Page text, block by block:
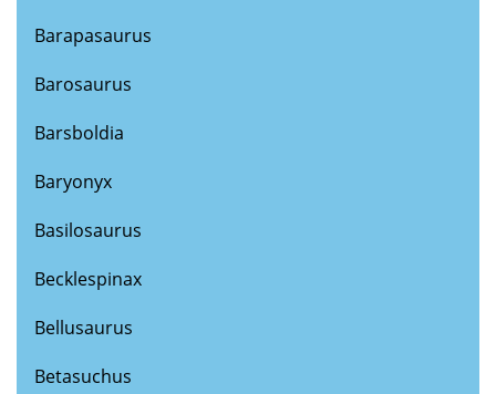
Barapasaurus
Barosaurus
Barsboldia
Baryonyx
Basilosaurus
Becklespinax
Bellusaurus
Betasuchus